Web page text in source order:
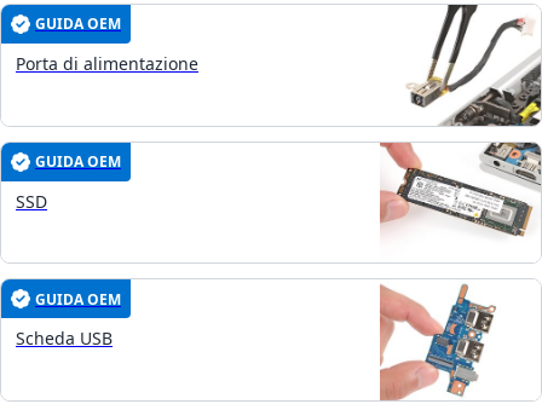
GUIDA OEM
Porta di alimentazione
GUIDA OEM
SSD
GUIDA OEM
Scheda USB